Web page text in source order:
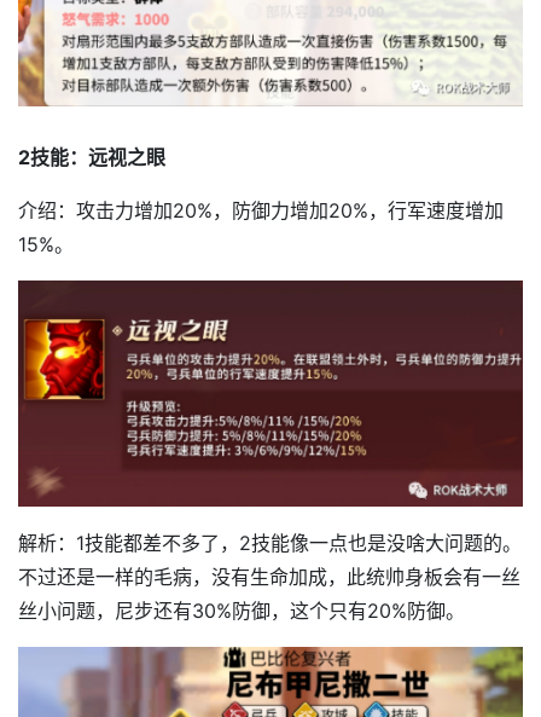
2技能：远视之眼
介绍：攻击力增加20%，防御力增加20%，行军速度增加
15%。
解析：1技能都差不多了，2技能像一点也是没啥大问题的。
不过还是一样的毛病，没有生命加成，此统帅身板会有一丝
丝小问题，尼步还有30%防御，这个只有20%防御。